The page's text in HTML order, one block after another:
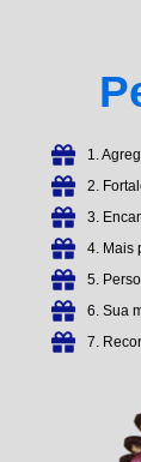
1.
2.
3.
4. Mais
5.
6. Sua
7.